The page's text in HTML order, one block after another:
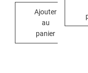
était :
est :
Ajouter
au
panier